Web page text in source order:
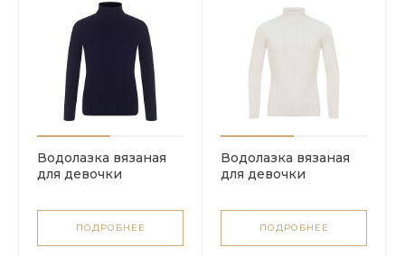
Водолазка вязаная
для девочки
ПОДРОБНЕЕ
Водолазка вязаная
для девочки
ПОДРОБНЕЕ